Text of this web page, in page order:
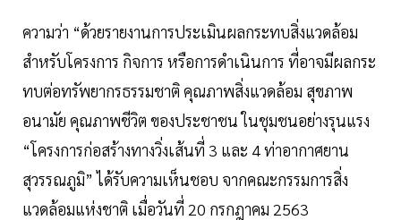
ความว่า “ด้วยรายงานการประเมินผลกระทบสิ่งแวดล้อม
สําหรับโครงการ กิจการ หรือการดําเนินการ ที่อาจมีผลกระ
ทบต่อทรัพยากรธรรมชาติ คุณภาพสิ่งแวดล้อม สุขภาพ
อนามัย คุณภาพชีวิต ของประชาชน ในชุมชนอย่างรุนแรง
“โครงการก่อสร้างทางวิ่งเส้นที่ 3 และ 4 ท่าอากาศยาน
สุวรรณภูมิ” ได้รับความเห็นชอบ จากคณะกรรมการสิ่ง
แวดล้อมแห่งชาติ เมื่อวันที่ 20 กรกฎาคม 2563